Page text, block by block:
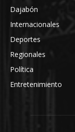
Dajabón
Internacionales
Deportes
Regionales
Política
Entretenimiento